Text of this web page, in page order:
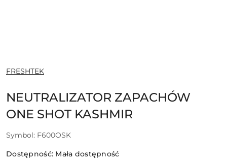
NAZWA
PRODUCENTA:
FRESHTEK
NEUTRALIZATOR ZAPACHÓW
ONE SHOT KASHMIR
Symbol: F600OSK
Dostępność: Mała dostępność